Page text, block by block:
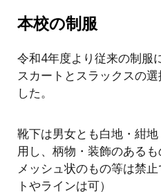
本校の制服
令和4年度より従来の制服
スカートとスラックスの
した。
靴下は男女とも白地・紺
用し、柄物・装飾のある
メッシュ状のもの等は禁
トやラインは可）